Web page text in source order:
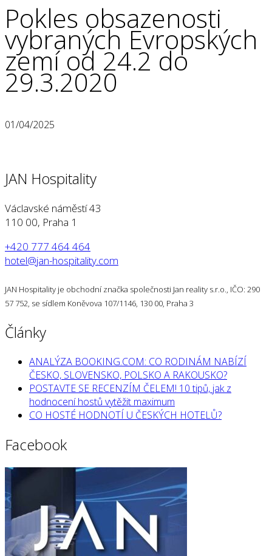
Pokles obsazenosti
vybraných Evropských
zemí od 24.2 do
29.3.2020
01/04/2025
JAN Hospitality
Václavské náměstí 43
110 00, Praha 1
+420 777 464 464
hotel@jan-hospitality.com
JAN Hospitality je obchodní značka společnosti Jan reality s.r.o., IČO: 290
57 752, se sídlem Koněvova 107/1146, 130 00, Praha 3
Články
ANALÝZA BOOKING.COM: CO RODINÁM NABÍZÍ
ČESKO, SLOVENSKO, POLSKO A RAKOUSKO?
POSTAVTE SE RECENZÍM ČELEM! 10 tipů, jak z
hodnocení hostů vytěžit maximum
CO HOSTÉ HODNOTÍ U ČESKÝCH HOTELŮ?
Facebook